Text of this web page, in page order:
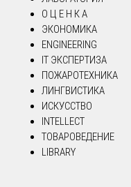
О Ц Е Н К А
ЭКОНОМИКА
ENGINEERING
IT ЭКСПЕРТИЗА
ПОЖАРОТЕХНИКА
ЛИНГВИСТИКА
ИСКУССТВО
INTELLECT
ТОВАРОВЕДЕНИЕ
LIBRARY